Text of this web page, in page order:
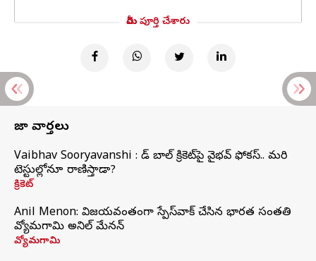
మీరు పూర్తి చేశారు
తాజా వార్తలు
Vaibhav Sooryavanshi : రెడ్ బాల్ క్రికెట్‌పై వైభవ్ ఫోకస్.. మరి
టెస్టుల్లోనూ రాణిస్తాడా?
క్రికెట్
Anil Menon: విజయవంతంగా స్పేస్‌వాక్‌ చేసిన భారత సంతతి
వ్యోమగామి అనిల్‌ మేనన్
వ్యోమగామి